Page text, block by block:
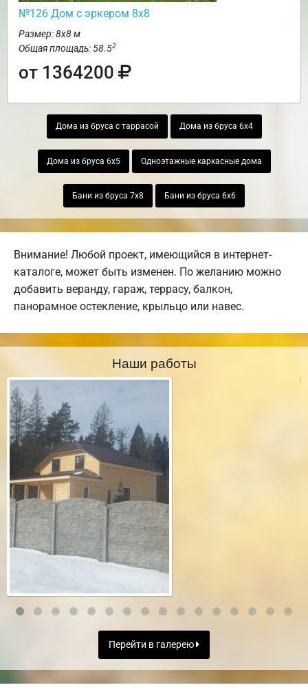
№126 Дом с эркером 8х8
Размер: 8х8 м
Общая площадь: 58.52
от 1364200
Дома из бруса с таррасой Дома из бруса 6х4
Дома из бруса 6х5 Одноэтажные каркасные дома
Бани из бруса 7х8 Бани из бруса 6х6
Внимание! Любой проект, имеющийся в интернет-
каталоге, может быть изменен. По желанию можно
добавить веранду, гараж, террасу, балкон,
панорамное остекление, крыльцо или навес.
Наши работы
Перейти в галерею